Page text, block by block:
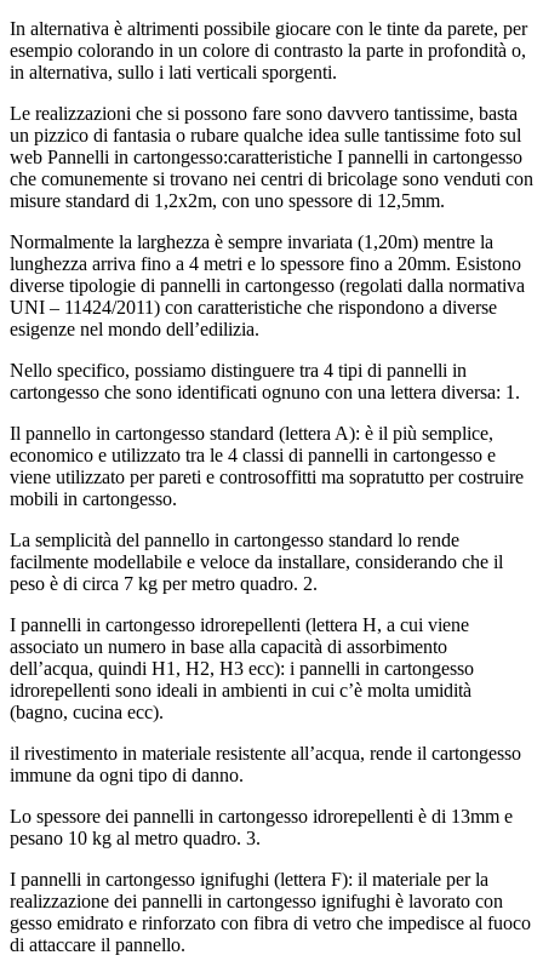
In alternativa è altrimenti possibile giocare con le tinte da parete, per
esempio colorando in un colore di contrasto la parte in profondità o,
in alternativa, sullo i lati verticali sporgenti.
Le realizzazioni che si possono fare sono davvero tantissime, basta
un pizzico di fantasia o rubare qualche idea sulle tantissime foto sul
web Pannelli in cartongesso:caratteristiche I pannelli in cartongesso
che comunemente si trovano nei centri di bricolage sono venduti con
misure standard di 1,2x2m, con uno spessore di 12,5mm.
Normalmente la larghezza è sempre invariata (1,20m) mentre la
lunghezza arriva fino a 4 metri e lo spessore fino a 20mm. Esistono
diverse tipologie di pannelli in cartongesso (regolati dalla normativa
UNI – 11424/2011) con caratteristiche che rispondono a diverse
esigenze nel mondo dell’edilizia.
Nello specifico, possiamo distinguere tra 4 tipi di pannelli in
cartongesso che sono identificati ognuno con una lettera diversa: 1.
Il pannello in cartongesso standard (lettera A): è il più semplice,
economico e utilizzato tra le 4 classi di pannelli in cartongesso e
viene utilizzato per pareti e controsoffitti ma sopratutto per costruire
mobili in cartongesso.
La semplicità del pannello in cartongesso standard lo rende
facilmente modellabile e veloce da installare, considerando che il
peso è di circa 7 kg per metro quadro. 2.
I pannelli in cartongesso idrorepellenti (lettera H, a cui viene
associato un numero in base alla capacità di assorbimento
dell’acqua, quindi H1, H2, H3 ecc): i pannelli in cartongesso
idrorepellenti sono ideali in ambienti in cui c’è molta umidità
(bagno, cucina ecc).
il rivestimento in materiale resistente all’acqua, rende il cartongesso
immune da ogni tipo di danno.
Lo spessore dei pannelli in cartongesso idrorepellenti è di 13mm e
pesano 10 kg al metro quadro. 3.
I pannelli in cartongesso ignifughi (lettera F): il materiale per la
realizzazione dei pannelli in cartongesso ignifughi è lavorato con
gesso emidrato e rinforzato con fibra di vetro che impedisce al fuoco
di attaccare il pannello.